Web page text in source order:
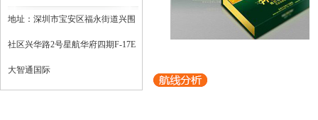
地址：深圳市宝安区福永街道兴围
社区兴华路2号星航华府四期F-17E
大智通国际